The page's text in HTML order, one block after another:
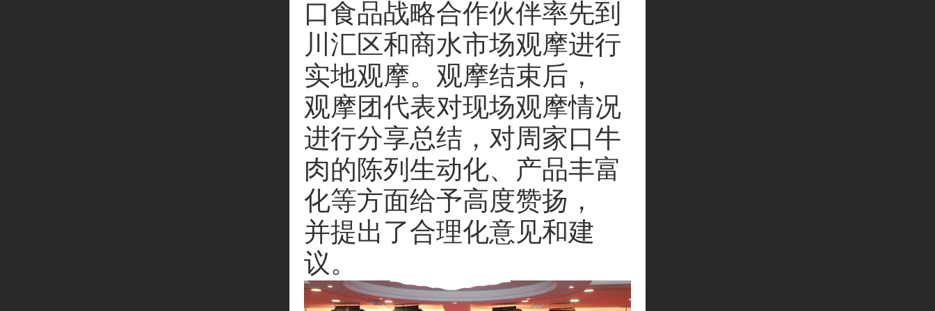
口食品战略合作伙伴率先到
川汇区和商水市场观摩进行
实地观摩。观摩结束后，
观摩团代表对现场观摩情况
进行分享总结，对周家口牛
肉的陈列生动化、产品丰富
化等方面给予高度赞扬，
并提出了合理化意见和建
议。